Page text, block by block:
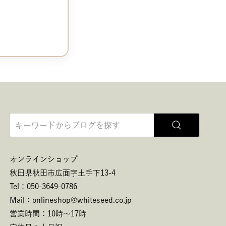
オンラインショップ
秋田県秋田市広面字土手下13-4
Tel：050-3649-0786
Mail：onlineshop@whiteseed.co.jp
営業時間：10時～17時